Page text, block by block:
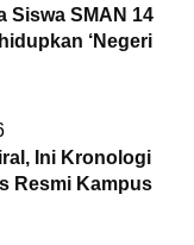
Siswa SMAN 14
‘Negeri
Ini Kronologi
Resmi Kampus